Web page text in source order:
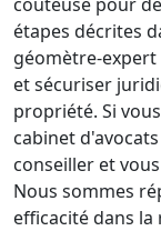
étapes décrites
géomètre-
et sécuriser
propriété. Si
cabinet
conseiller et
Nous sommes
efficacité dans